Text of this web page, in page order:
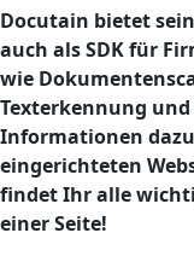
Docutain bietet
auch als SDK für
wie
Texterkennung
Informationen
eingerichteten
findet Ihr alle
einer Seite!